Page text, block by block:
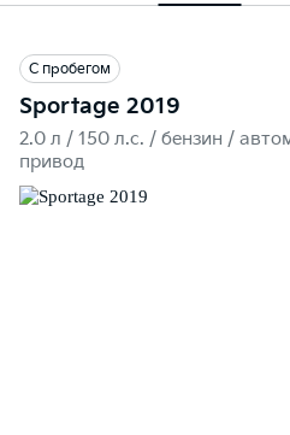
С пробегом
Sportage 2019
2.0 л / 150 л.c. / бензин /
привод